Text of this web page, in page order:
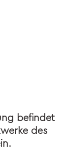
befindet
des